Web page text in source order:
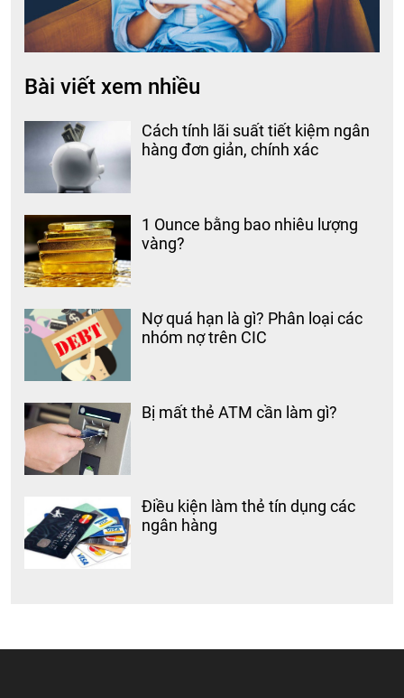
Bài viết xem nhiều
Cách tính lãi suất tiết kiệm ngân
hàng đơn giản, chính xác
1 Ounce bằng bao nhiêu lượng
vàng?
Nợ quá hạn là gì? Phân loại các
nhóm nợ trên CIC
Bị mất thẻ ATM cần làm gì?
Điều kiện làm thẻ tín dụng các
ngân hàng